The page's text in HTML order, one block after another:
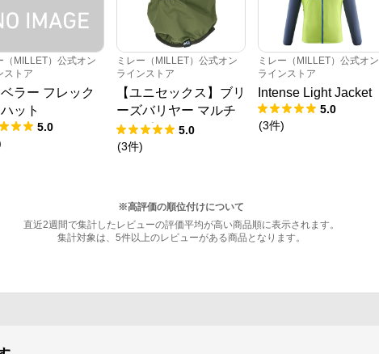
（MILLET）公式オン
ストア
ラー フレック
ット
5.0
ミレー（MILLET）公式オン
ラインストア
【ユニセックス】ブリ
ーズバリヤー マルチ
コンポ フード
5.0
(3件)
ミレー（MILLET）公式オン
ラインストア
Intense Light Jacket
5.0
(3件)
※高評価の順位付けについて
直近2週間で集計したレビューの評価平均が高い商品順に表示されます。
集計対象は、5件以上のレビューがある商品となります。